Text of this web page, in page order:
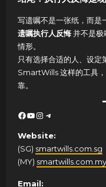
写遗嘱不是一张纸，而是
遗嘱执行人反悔并不是极
情形。
只有选择合适的人、设定
SmartWills 这样的工具
靠。
Facebook
YouTube
Instagram
Telegram
Website:
(SG) smartwills.com.sg
(MY) smartwills.com.my
Email: